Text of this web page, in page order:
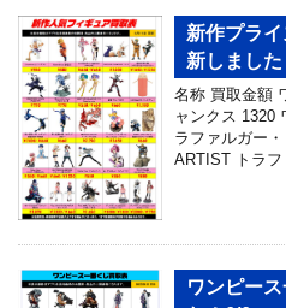
新作プラ
新しました
名称 買取金額
ャンクス 1320
ラファルガー
ARTIST トラ
ワンピー